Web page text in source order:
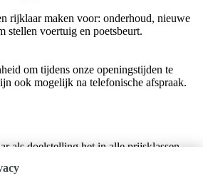
rijklaar maken voor: onderhoud, nieuwe
stellen voertuig en poetsbeurt.
om tijdens onze openingstijden te
ook mogelijk na telefonische afspraak.
als doelstelling het in alle prijsklassen